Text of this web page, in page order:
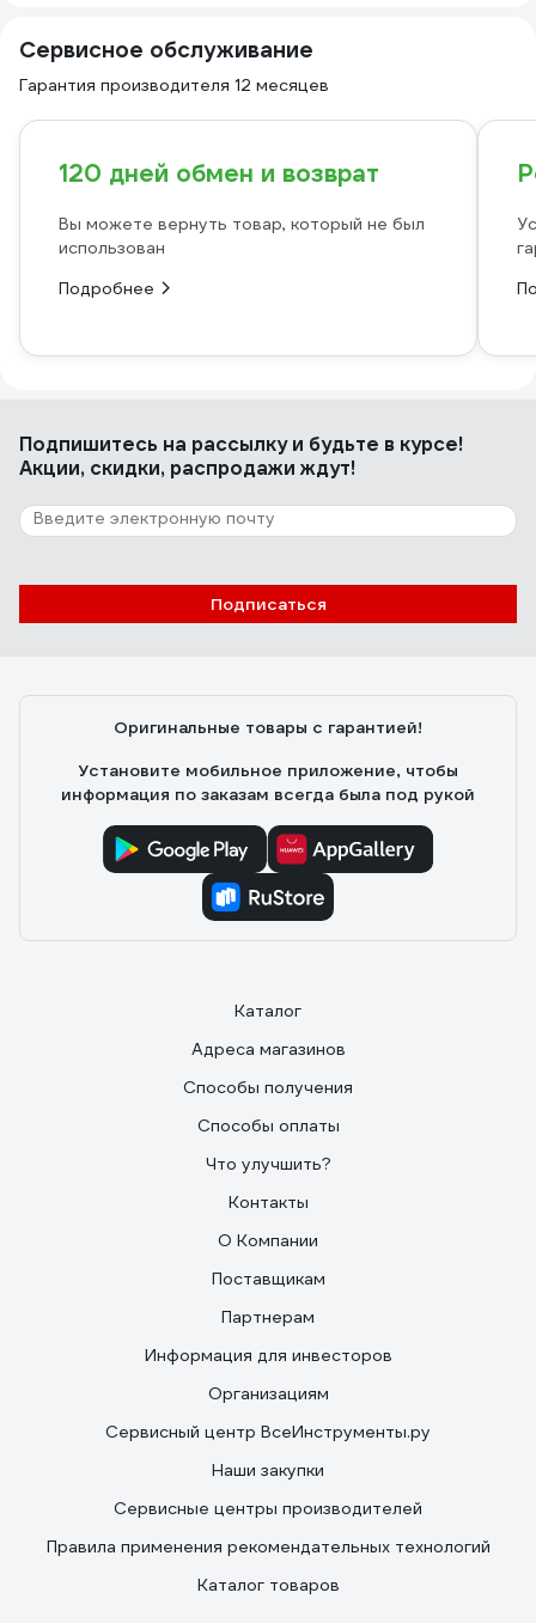
Сервисное обслуживание
Гарантия производителя 12 месяцев
120 дней обмен и возврат
Вы можете вернуть товар, который не был
использован
Подробнее
Подпишитесь на рассылкуи будьте в курсе!
Акции, скидки, распродажи ждут!
Подписаться
Оригинальные товары с гарантией!
Установите мобильное приложение, чтобы
информация по заказам всегда была под рукой
Каталог
Адреса магазинов
Способы получения
Способы оплаты
Что улучшить?
Контакты
О Компании
Поставщикам
Партнерам
Информация для инвесторов
Организациям
Сервисный центр ВсеИнструменты.ру
Наши закупки
Сервисные центры производителей
Правила применения рекомендательных технологий
Каталог товаров